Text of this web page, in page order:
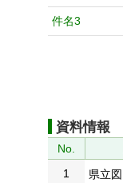
件名3
資料情報
No.
1
県立図